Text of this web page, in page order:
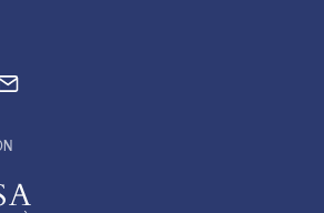
(Twitter)su WhatsApp
Invia via email